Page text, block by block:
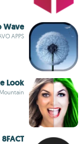
Wave
APPS
Look
8FACT